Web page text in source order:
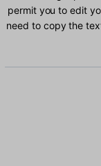
permit you to edit
need to copy the